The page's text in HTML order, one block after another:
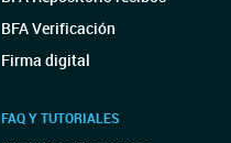
BFA Verificación
Firma digital
FAQ Y TUTORIALES